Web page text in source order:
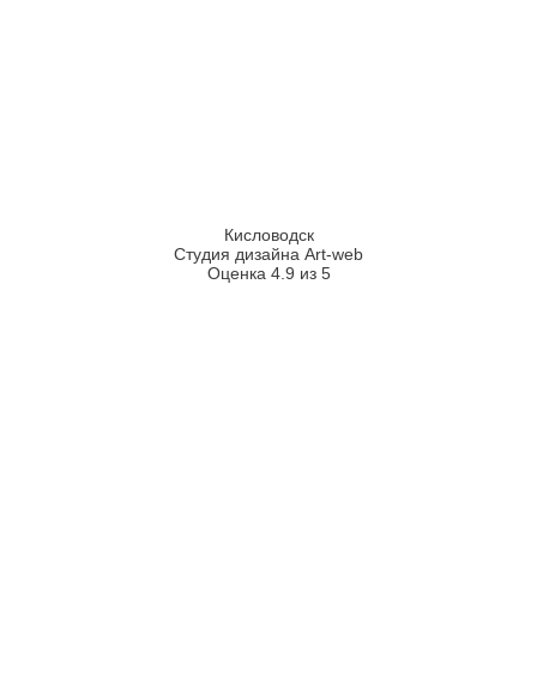
Кисловодск
Студия дизайна Art-web
Оценка 4.9 из 5